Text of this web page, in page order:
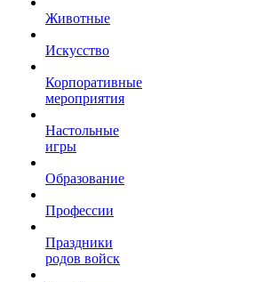
Животные
Искусство
Корпоративные
мероприятия
Настольные
игры
Образование
Профессии
Праздники
родов войск